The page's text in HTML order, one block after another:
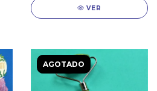
VER
AGOTADO